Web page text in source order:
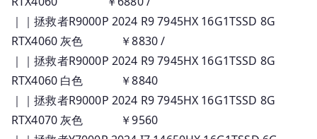
｜｜拯救者R9000P 2024 R9 7945HX 16G1TSSD 8G
RTX4060 灰色 ￥8830 /
｜｜拯救者R9000P 2024 R9 7945HX 16G1TSSD 8G
RTX4060 白色 ￥8840
｜｜拯救者R9000P 2024 R9 7945HX 16G1TSSD 8G
RTX4070 灰色 ￥9560